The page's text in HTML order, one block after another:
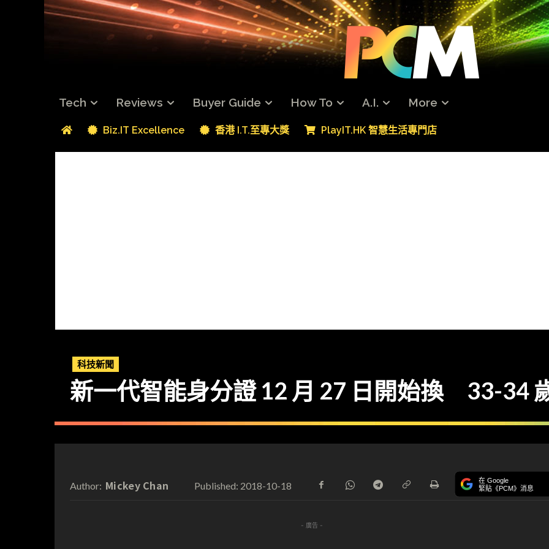
Tech Reviews Buyer Guide How To A.I. More
Biz.IT Excellence 香港 I.T.至專大獎 PlayIT.HK 智慧生活專門店
科技新聞
新一代智能身分證 12 月 27 日開始換 33-34
Author: Mickey Chan Published: 2018-10-18 在 Google
緊貼《PCM》消息
- 廣告 -